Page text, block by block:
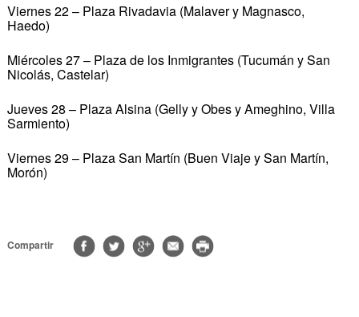
Viernes 22 – Plaza Rivadavia (Malaver y Magnasco,
Haedo)
Miércoles 27 – Plaza de los Inmigrantes (Tucumán y San
Nicolás, Castelar)
Jueves 28 – Plaza Alsina (Gelly y Obes y Ameghino, Villa
Sarmiento)
Viernes 29 – Plaza San Martín (Buen Viaje y San Martín,
Morón)
Compartir